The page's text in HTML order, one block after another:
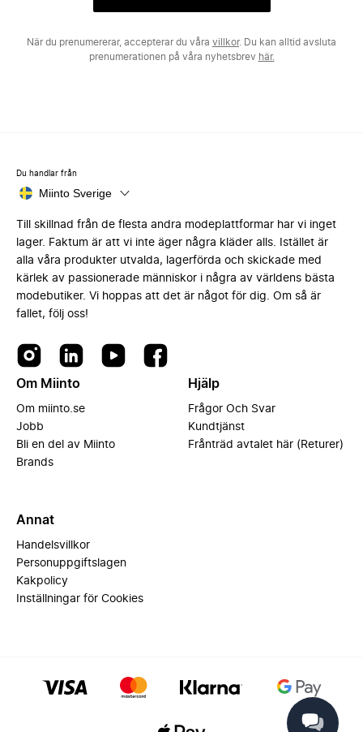
När du prenumererar, accepterar du våra villkor. Du kan alltid avsluta
prenumerationen på våra nyhetsbrev här.
Du handlar från
Miinto Sverige
Till skillnad från de flesta andra modeplattformar har vi inget
lager. Faktum är att vi inte äger några kläder alls. Istället är
alla våra produkter utvalda, lagerförda och skickade med
kärlek av passionerade människor i några av världens bästa
modebutiker. Vi hoppas att det är något för dig. Om så är
fallet, följ oss!
Om Miinto
Om miinto.se
Jobb
Bli en del av Miinto
Brands
Hjälp
Frågor Och Svar
Kundtjänst
Frånträd avtalet här (Returer)
Annat
Handelsvillkor
Personuppgiftslagen
Kakpolicy
Inställningar för Cookies